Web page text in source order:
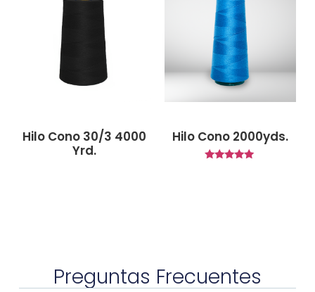
Hilo Cono 30/3 4000
Yrd.
Hilo Cono 2000yds.
Preguntas Frecuentes